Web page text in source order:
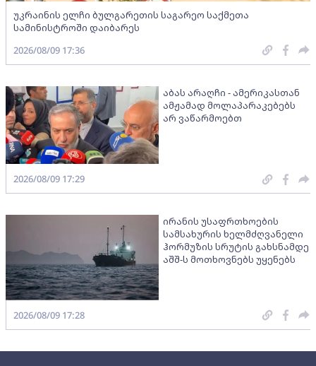
უკრაინის ელჩი ბულგარეთის საგარეო საქმეთა
სამინისტროში დაიბარეს
2026/08/09 17:36
აბას არაღჩი - ამერიკასთან
ამჟამად მოლაპარაკებებს
არ ვაწარმოებთ
2026/08/09 17:29
ირანის უსაფრთხოების
სამსახურის ხელმძღვანელი
ჰორმუზის სრუტის გახსნამდე
აშშ-ს მოთხოვნებს უყენებს
2026/08/09 17:28